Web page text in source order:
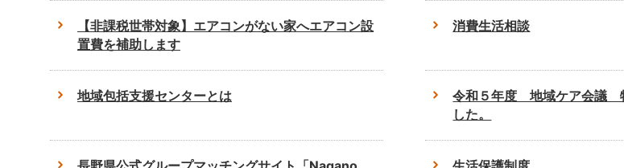
【非課税世帯対象】エアコンがない家へエアコン設
置費を補助します
消費生活相談
地域包括支援センターとは
令和５年度 地域ケア会議
した。